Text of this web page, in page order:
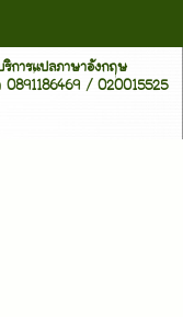
บริการแปลภาษาอังกฤษ
/ 020015525